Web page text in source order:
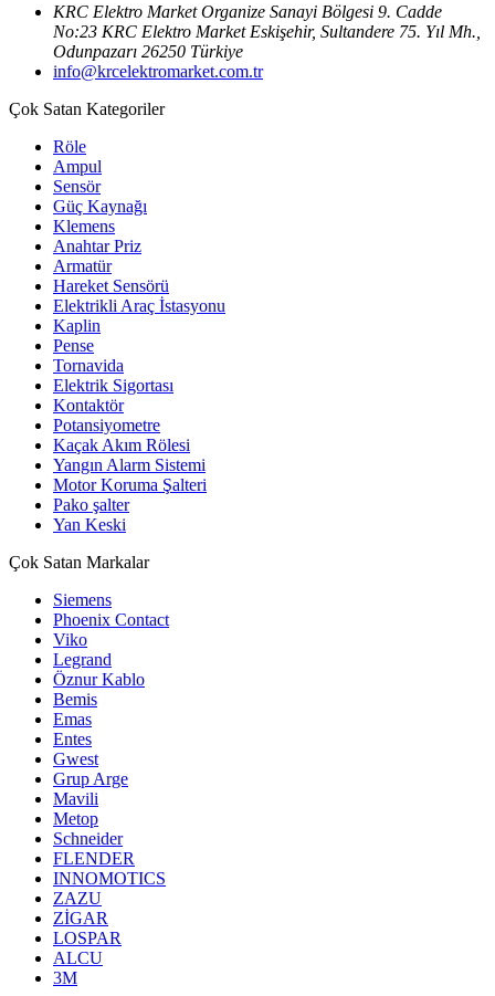
KRC Elektro Market Organize Sanayi Bölgesi 9. Cadde
No:23 KRC Elektro Market Eskişehir, Sultandere 75. Yıl Mh.,
Odunpazarı 26250 Türkiye
info@krcelektromarket.com.tr
Çok Satan Kategoriler
Röle
Ampul
Sensör
Güç Kaynağı
Klemens
Anahtar Priz
Armatür
Hareket Sensörü
Elektrikli Araç İstasyonu
Kaplin
Pense
Tornavida
Elektrik Sigortası
Kontaktör
Potansiyometre
Kaçak Akım Rölesi
Yangın Alarm Sistemi
Motor Koruma Şalteri
Pako şalter
Yan Keski
Çok Satan Markalar
Siemens
Phoenix Contact
Viko
Legrand
Öznur Kablo
Bemis
Emas
Entes
Gwest
Grup Arge
Mavili
Metop
Schneider
FLENDER
INNOMOTICS
ZAZU
ZİGAR
LOSPAR
ALCU
3M